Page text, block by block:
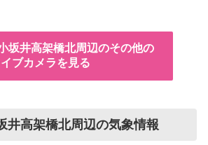
坂井高架橋北周辺のその他の
ブカメラを見る
井高架橋北周辺の気象情報